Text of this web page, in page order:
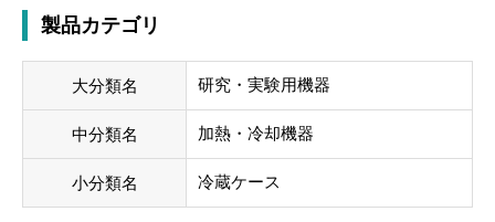
製品カテゴリ
大分類名 研究・実験用機器
中分類名 加熱・冷却機器
小分類名 冷蔵ケース